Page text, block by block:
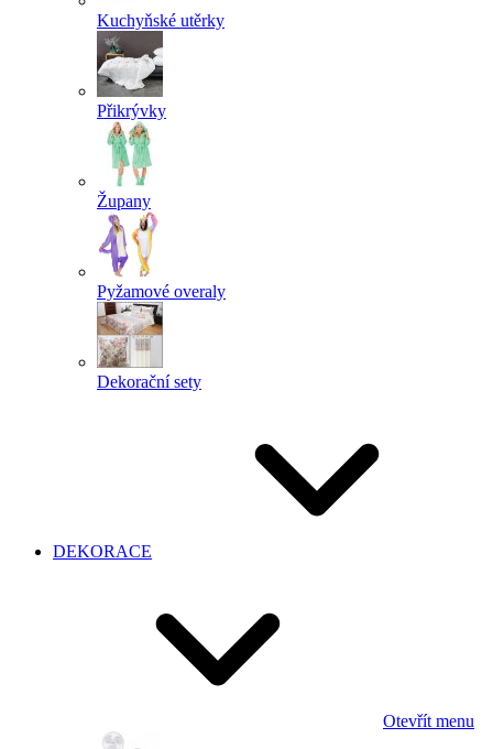
Kuchyňské utěrky
Přikrývky
Župany
Pyžamové overaly
Dekorační sety
DEKORACE
Otevřít menu